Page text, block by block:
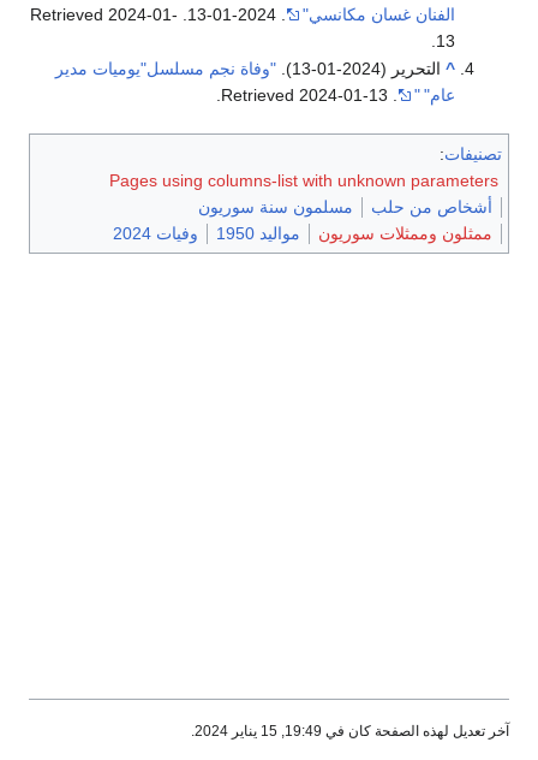
الفنان غسان مكانسي"
2024-01-
13
^ التحرير (2024-01-13).
"وفاة نجم مسلسل"يوميات مدير
عام" "
. Retrieved
2024-01-13
.
تصنيفات:
Pages using columns-list with unknown parameters
أشخاص من حلب
مسلمون سنة سوريون
ممثلون وممثلات سوريون
مواليد 1950 وفيات 2024
آخر تعديل لهذه الصفحة كان في 19:49, 15 يناير 2024.